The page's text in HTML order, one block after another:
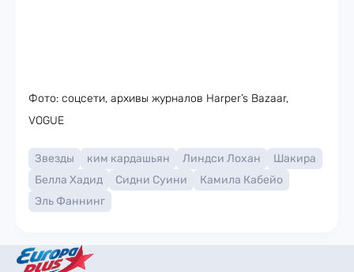
Фото: соцсети, архивы журналов Harper’s Bazaar,
VOGUE
Звезды ким кардашьян Линдси Лохан
Шакира
Белла Хадид
Сидни Суини
Камила Кабейо
Эль Фаннинг